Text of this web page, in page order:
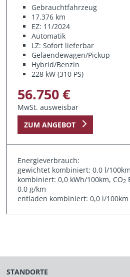
Gebrauchtfahrzeug
17.376 km
EZ: 11/2024
Automatik
LZ: Sofort lieferbar
Gelaendewagen/Pickup
Hybrid/Benzin
228 kW (310 PS)
56.750 €
MwSt. ausweisbar
ZUM ANGEBOT
Energieverbrauch:
gewichtet kombiniert: 0,0 l/
kombiniert: 0,0 kWh/100km, CO2
0,0 g/km
entladen kombiniert: 0,0 l/100km
STANDORTE